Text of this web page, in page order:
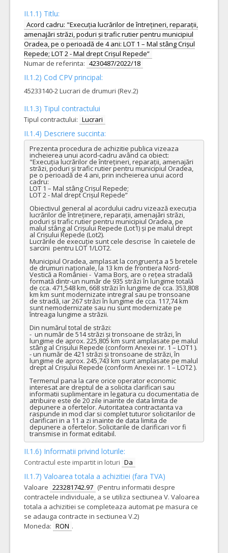
II.1.1) Titlu:
Acord cadru: "Execuția lucrărilor de întrețineri, reparații,
amenajări străzi, poduri și trafic rutier pentru municipiul
Oradea, pe o perioadă de 4 ani: LOT 1 – Mal stâng Crișul
Repede; LOT 2 - Mal drept Crișul Repede”
Numar de referinta: 4230487/2022/18
II.1.2) Cod CPV principal:
45233140-2 Lucrari de drumuri (Rev.2)
II.1.3) Tipul contractului
Tipul contractului: Lucrari
II.1.4) Descriere succinta:
Prezenta procedura de achizitie publica vizeaza
incheierea unui acord-cadru având ca obiect:
"Execuția lucrărilor de întrețineri, reparații, amenajări
străzi, poduri și trafic rutier pentru municipiul Oradea,
pe o perioadă de 4 ani, prin incheierea unui acord
cadru:
LOT 1 – Mal stâng Crișul Repede;
LOT 2 - Mal drept Crișul Repede”
Obiectivul general al acordului cadru vizează execuția
lucrărilor de întreținere, reparații, amenajări străzi,
poduri și trafic rutier pentru municipiul Oradea, pe
malul stâng al Crișului Repede (Lot1) și pe malul drept
al Crișului Repede (Lot2).
Lucrările de execuție sunt cele descrise  în caietele de
sarcini  pentru LOT 1/LOT2.
Municipiul Oradea, amplasat la congruența a 5 bretele
de drumuri naționale, la 13 km de frontiera Nord-
Vestică a României -  Vama Borș, are o rețea stradală
formată dintr-un număr de 935 străzi în lungime totală
de cca. 471,548 km, 668 străzi în lungime de cca. 353,808
km km sunt modernizate intregral sau pe tronsoane
de stradă, iar 267 străzi în lungime de cca. 117,74 km
sunt nemodernizate sau nu sunt modernizate pe
întreaga lungime a străzii.
Din numărul total de străzi:
-  un număr de 514 străzi și tronsoane de străzi, în
lungime de aprox. 225,805 km sunt amplasate pe malul
stâng al Crișului Repede (conform Anexei nr. 1 – LOT1 ).
- un număr de 421 străzi și tronsoane de străzi, în
lungime de aprox. 245,743 km sunt amplasate pe malul
drept al Crișului Repede (conform Anexei nr. 1 – LOT2 ).
Termenul pana la care orice operator economic
interesat are dreptul de a solicita clarificari sau
informatii suplimentare in legatura cu documentatia de
atribuire este de 20 zile inainte de data limita de
depunere a ofertelor. Autoritatea contractanta va
raspunde in mod clar si complet tuturor solicitarilor de
clarificari in a 11 a zi inainte de data limita de
depunere a ofertelor. Solicitarile de clarificari vor fi
transmise in format editabil.
II.1.6) Informatii privind loturile:
Contractul este impartit in loturi Da
II.1.7) Valoarea totala a achizitiei (fara TVA)
Valoare 223281742.97 (Pentru informatii despre
contractele individuale, a se utiliza sectiunea V. Valoarea
totala a achizitiei se completeaza automat pe masura ce
se adauga contracte in sectiunea V.2)
Moneda: RON .